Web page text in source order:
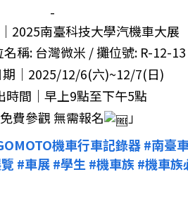
-
2025南臺科技大學汽機車大展
稱: 台灣微米 / 攤位號: R-12-13
｜2025/12/6(六)~12/7(日)
時間｜早上9點至下午5點
免費參觀 無需報名
」
機車行車記錄器 #南臺
#車展 #學生 #機車族 #機車族